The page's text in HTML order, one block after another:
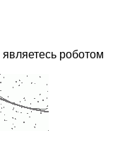
роботом